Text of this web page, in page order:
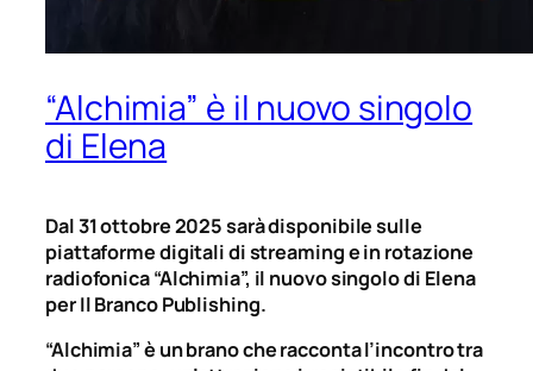
“Alchimia” è il nuovo singolo
di Elena
Dal 31 ottobre 2025 sarà disponibile sulle
piattaforme digitali di streaming e in rotazione
radiofonica “Alchimia”, il nuovo singolo di Elena
per Il Branco Publishing.
“Alchimia” è un brano che racconta l’incontro tra